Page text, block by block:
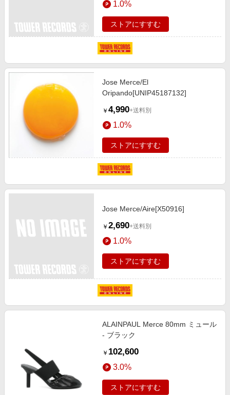
1.0%
ストアにすすむ
Jose Merce/El
Oripando[UNIP45187132]
￥ 4,990+送料別
1.0%
ストアにすすむ
Jose Merce/Aire[X50916]
￥ 2,690+送料別
1.0%
ストアにすすむ
ALAINPAUL Merce 80mm ミュール
- ブラック
￥ 102,600
3.0%
ストアにすすむ